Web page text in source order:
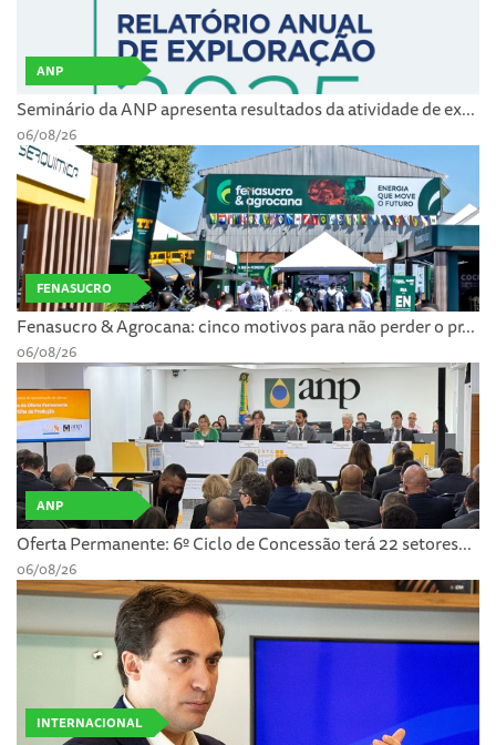
ANP
Seminário da ANP apresenta resultados da atividade de ex...
06/08/26
FENASUCRO
Fenasucro & Agrocana: cinco motivos para não perder o pr...
06/08/26
ANP
Oferta Permanente: 6º Ciclo de Concessão terá 22 setores...
06/08/26
INTERNACIONAL